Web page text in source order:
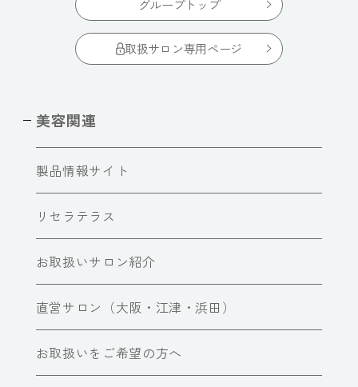
グループトップ
取扱サロン専用ページ
美容関連
製品情報サイト
リセラテラス
お取扱いサロン紹介
直営サロン（大阪・江津・浜田）
お取扱いをご希望の方へ